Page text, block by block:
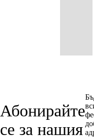
Абонирайте
се за нашия